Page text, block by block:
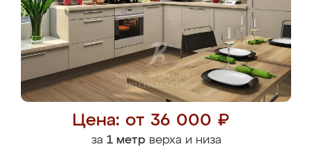
Цена: от 36 000 ₽
за 1 метрверха и низа